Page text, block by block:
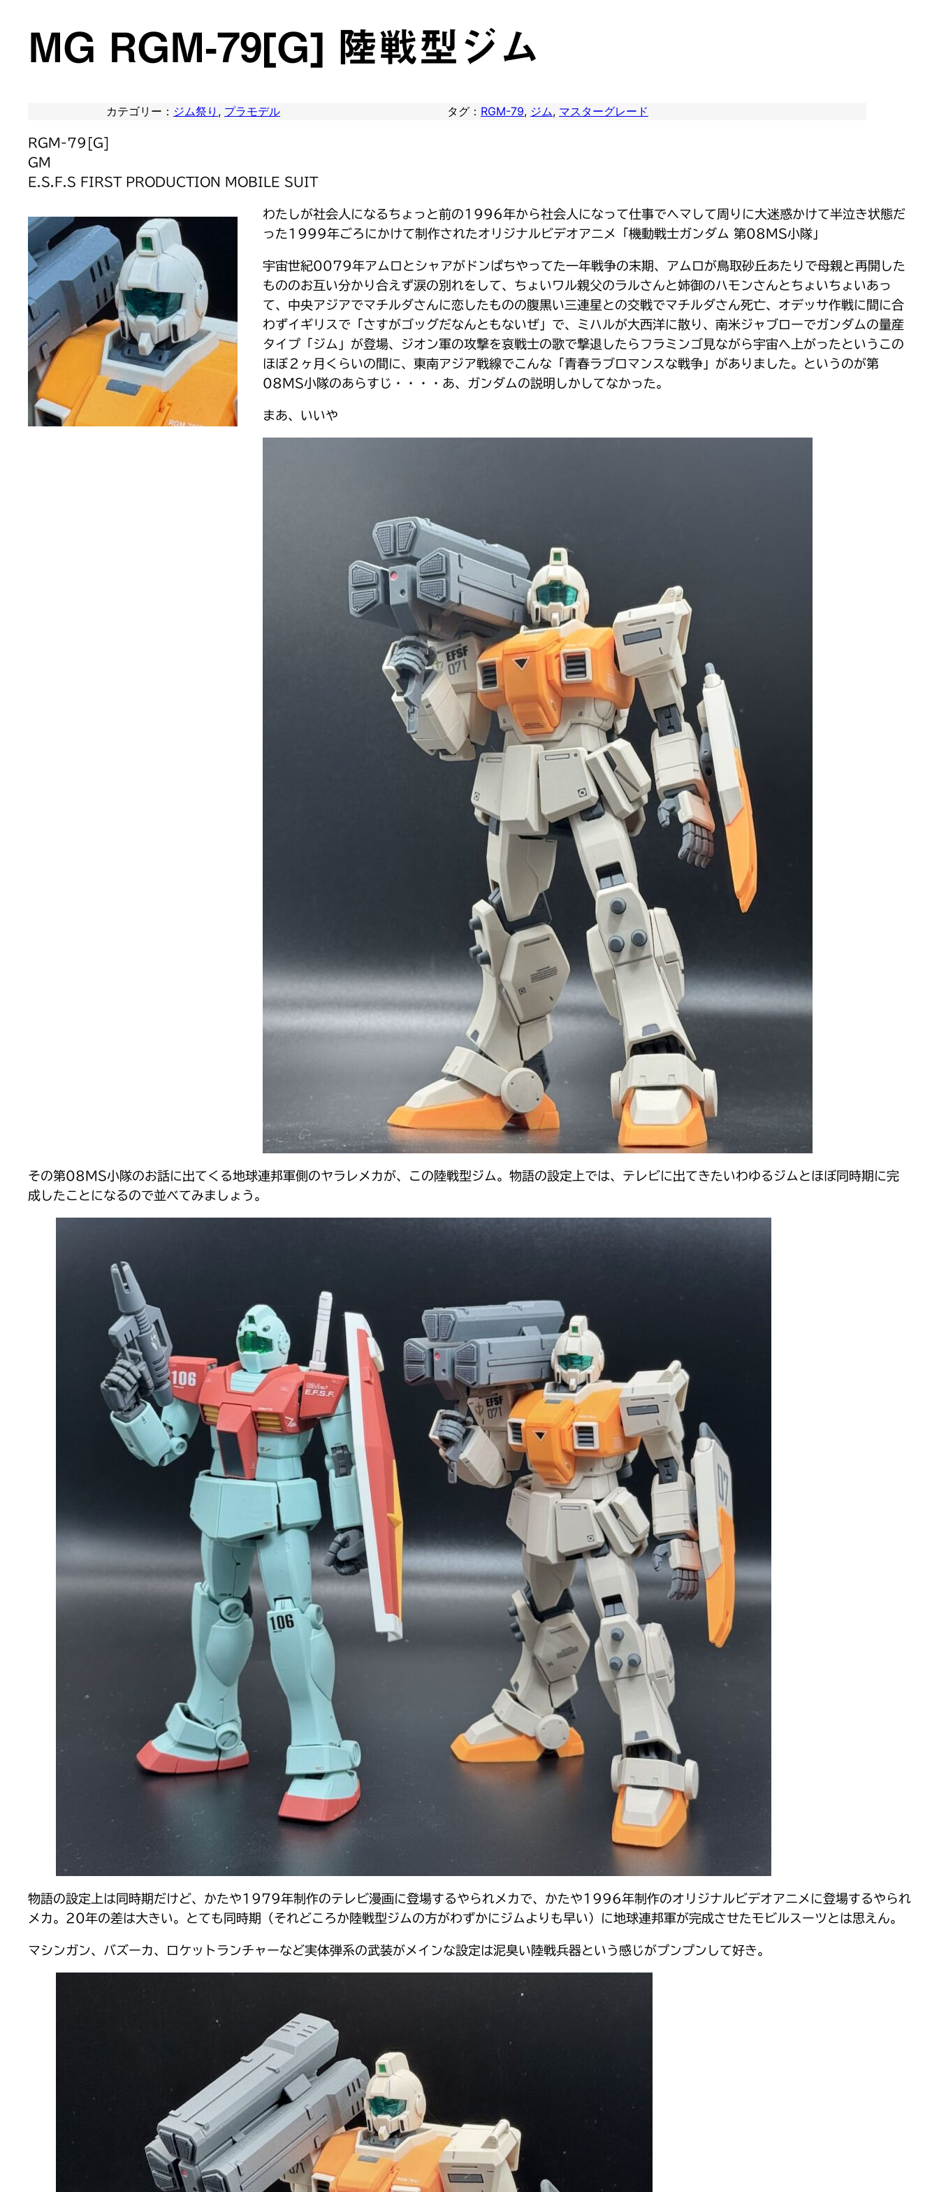
MG RGM-79[G] 陸戦型ジム
カテゴリー： ジム祭り , プラモデル タグ： RGM-79, ジム, マスターグレード
RGM-79[G]
GM
E.S.F.S FIRST PRODUCTION MOBILE SUIT
わたしが社会人になるちょっと前の1996年から社会人になって仕事でヘマして周りに大迷惑かけて半泣き状態だ
った1999年ごろにかけて制作されたオリジナルビデオアニメ「機動戦士ガンダム 第08MS小隊」
宇宙世紀0079年アムロとシャアがドンぱちやってた一年戦争の末期、アムロが鳥取砂丘あたりで母親と再開した
もののお互い分かり合えず涙の別れをして、ちょいワル親父のラルさんと姉御のハモンさんとちょいちょいあっ
て、中央アジアでマチルダさんに恋したものの腹黒い三連星との交戦でマチルダさん死亡、オデッサ作戦に間に合
わずイギリスで「さすがゴッグだなんともないぜ」で、ミハルが大西洋に散り、南米ジャブローでガンダムの量産
タイプ「ジム」が登場、ジオン軍の攻撃を哀戦士の歌で撃退したらフラミンゴ見ながら宇宙へ上がったというこの
ほぼ２ヶ月くらいの間に、東南アジア戦線でこんな「青春ラブロマンスな戦争」がありました。というのが第
08MS小隊のあらすじ・・・・あ、ガンダムの説明しかしてなかった。
まあ、いいや
その第08MS小隊のお話に出てくる地球連邦軍側のヤラレメカが、この陸戦型ジム。物語の設定上では、テレビに出てきたいわゆるジムとほぼ同時期に完
成したことになるので並べてみましょう。
物語の設定上は同時期だけど、かたや1979年制作のテレビ漫画に登場するやられメカで、かたや1996年制作のオリジナルビデオアニメに登場するやられ
メカ。20年の差は大きい。とても同時期（それどころか陸戦型ジムの方がわずかにジムよりも早い）に地球連邦軍が完成させたモビルスーツとは思えん。
マシンガン、バズーカ、ロケットランチャーなど実体弾系の武装がメインな設定は泥臭い陸戦兵器という感じがプンプンして好き。